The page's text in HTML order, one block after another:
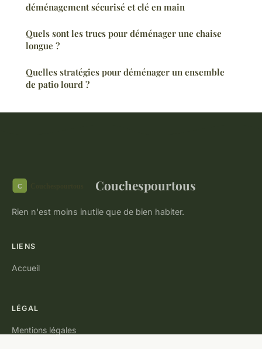
déménagement sécurisé et clé en main
Quels sont les trucs pour déménager une chaise
longue ?
Quelles stratégies pour déménager un ensemble
de patio lourd ?
Couchespourtous
Rien n'est moins inutile que de bien habiter.
LIENS
Accueil
LÉGAL
Mentions légales